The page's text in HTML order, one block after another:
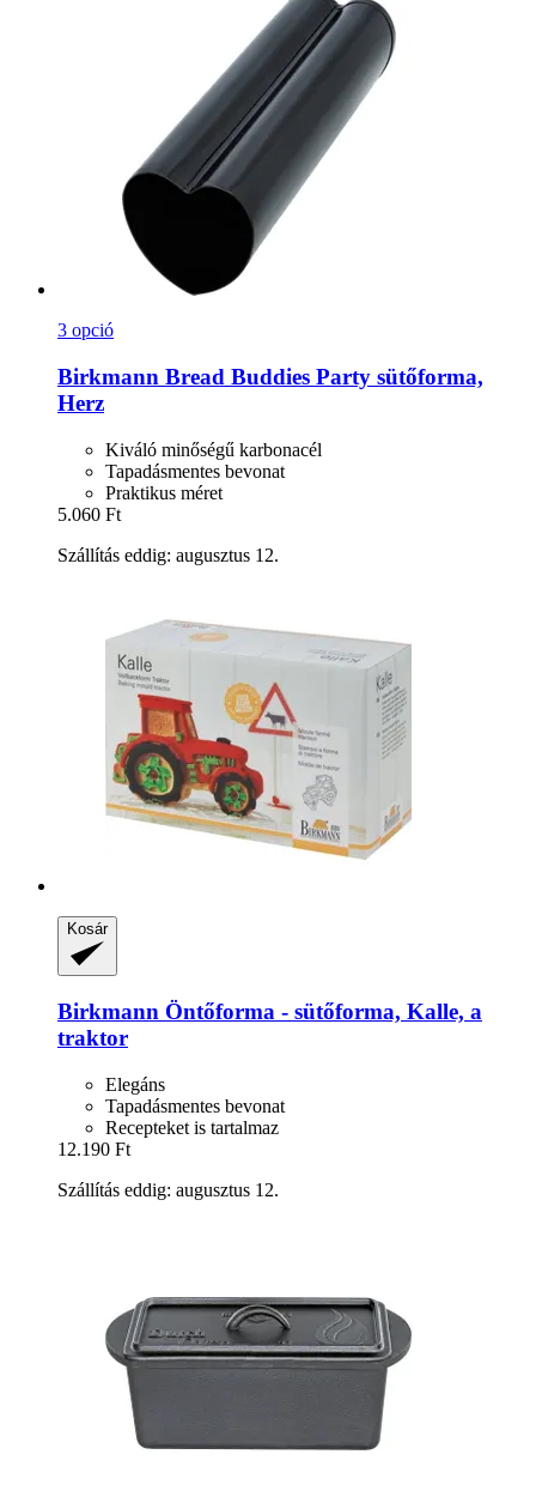
3 opció
Birkmann Bread Buddies Party sütőforma,
Herz
Kiváló minőségű karbonacél
Tapadásmentes bevonat
Praktikus méret
5.060 Ft
Szállítás eddig: augusztus 12.
Kosár
Birkmann Öntőforma -​ sütőforma, Kalle, a
traktor
Elegáns
Tapadásmentes bevonat
Recepteket is tartalmaz
12.190 Ft
Szállítás eddig: augusztus 12.